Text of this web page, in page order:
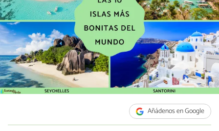
Añádenos en Google